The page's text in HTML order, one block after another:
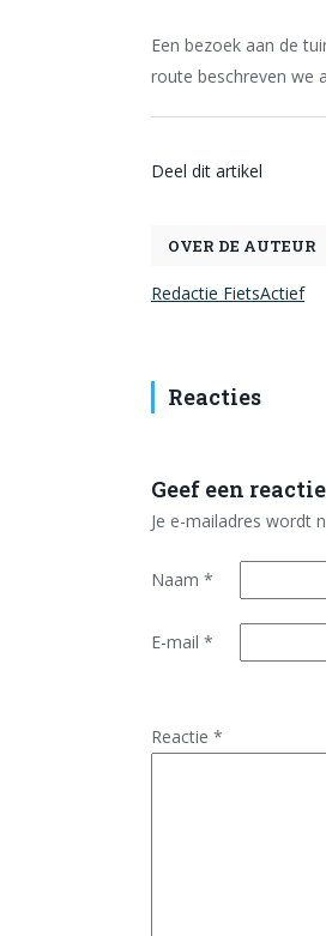
Een bezoek aan de
route beschreven we
Deel dit artikel
OVER DE AUTEUR
Redactie FietsActief
Reacties
Geef een reactie
Je e-mailadres wordt
Naam *
E-mail *
Reactie *